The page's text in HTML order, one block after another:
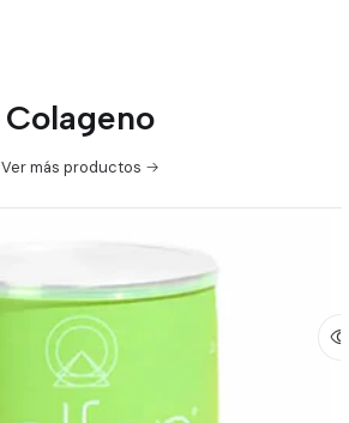
Colageno
Ver más productos